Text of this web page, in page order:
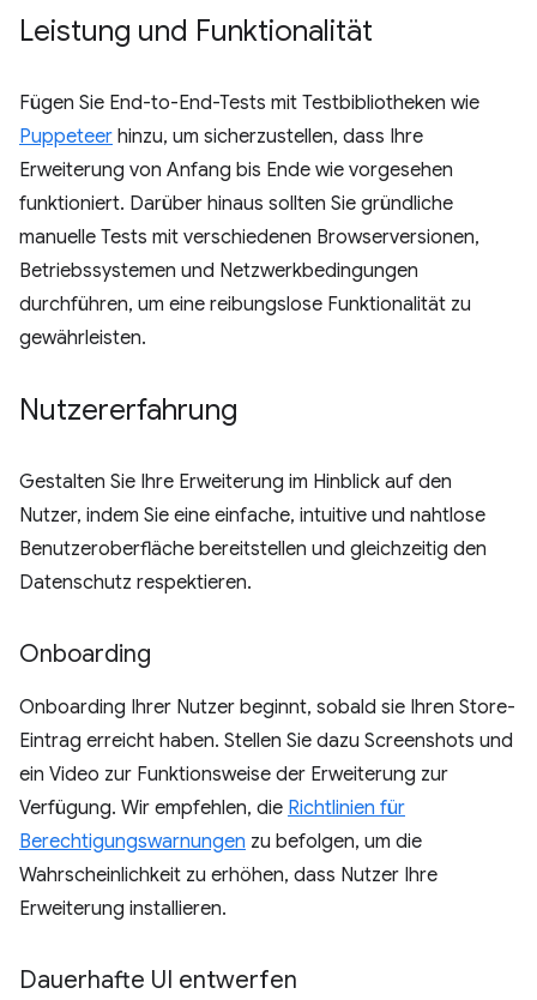
Leistung und Funktionalität
Fügen Sie End-to-End-Tests mit Testbibliotheken wie
Puppeteer hinzu, um sicherzustellen, dass Ihre
Erweiterung von Anfang bis Ende wie vorgesehen
funktioniert. Darüber hinaus sollten Sie gründliche
manuelle Tests mit verschiedenen Browserversionen,
Betriebssystemen und Netzwerkbedingungen
durchführen, um eine reibungslose Funktionalität zu
gewährleisten.
Nutzererfahrung
Gestalten Sie Ihre Erweiterung im Hinblick auf den
Nutzer, indem Sie eine einfache, intuitive und nahtlose
Benutzeroberfläche bereitstellen und gleichzeitig den
Datenschutz respektieren.
Onboarding
Onboarding Ihrer Nutzer beginnt, sobald sie Ihren Store-
Eintrag erreicht haben. Stellen Sie dazu Screenshots und
ein Video zur Funktionsweise der Erweiterung zur
Verfügung. Wir empfehlen, die Richtlinien für
Berechtigungswarnungen zu befolgen, um die
Wahrscheinlichkeit zu erhöhen, dass Nutzer Ihre
Erweiterung installieren.
Dauerhafte UI entwerfen